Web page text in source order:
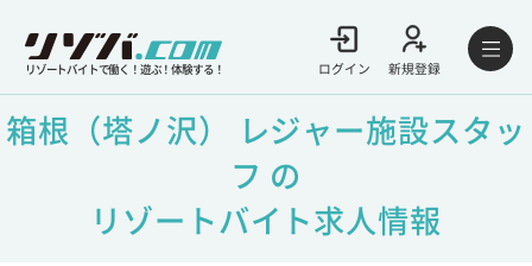
リゾートバイトで働く！遊ぶ！体験する！ ログイン 新規登録
箱根（塔ノ沢） レジャー施設スタッ
フ の
リゾートバイト求人情報